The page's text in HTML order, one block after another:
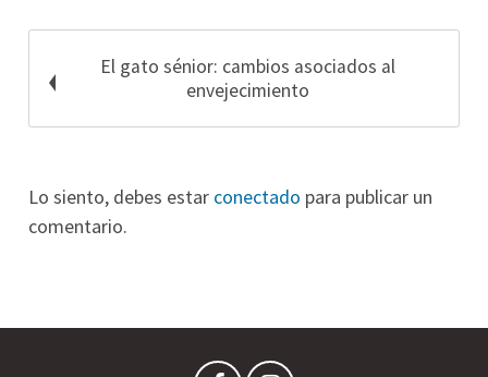
El gato sénior: cambios asociados al
envejecimiento
Lo siento, debes estar conectado para publicar un
comentario.